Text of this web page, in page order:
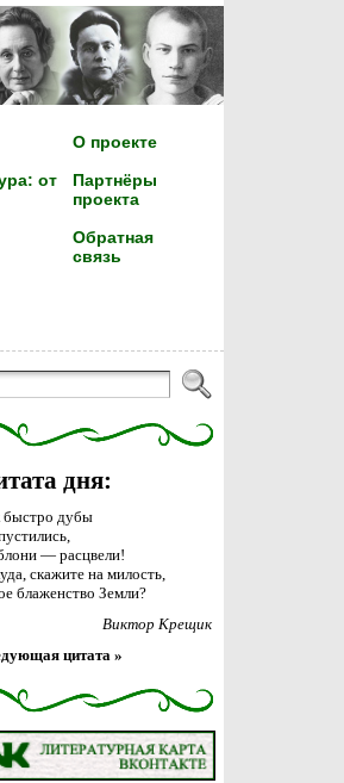
от
О проекте
Партнёры
проекта
Обратная
связь
дня:
быстро дубы
— расцвели!
скажите на милость,
блаженство Земли?
Виктор Крещик
цитата »